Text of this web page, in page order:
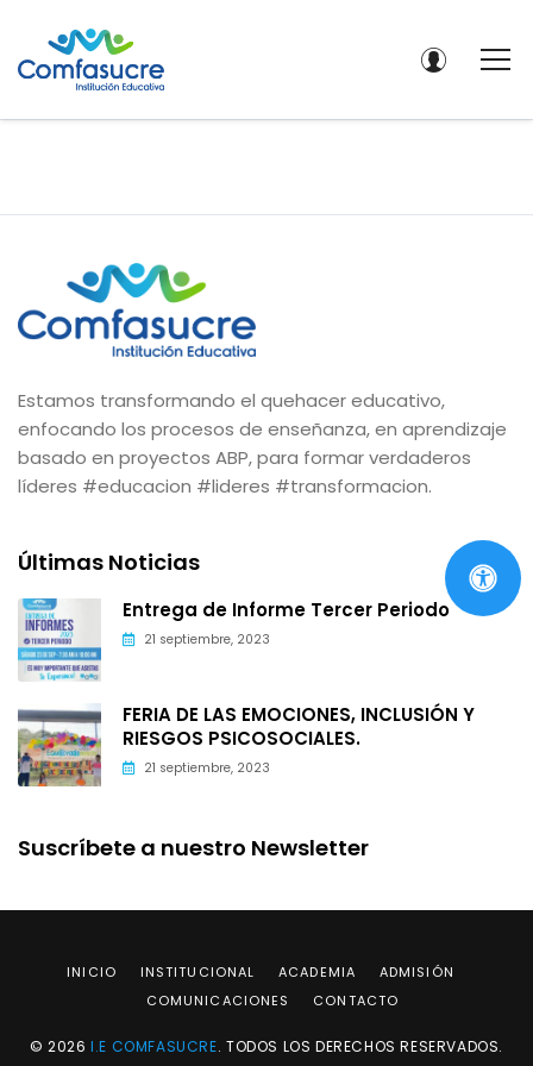
Estamos transformando el quehacer educativo,
enfocando los procesos de enseñanza, en aprendizaje
basado en proyectos ABP, para formar verdaderos
líderes #educacion #lideres #transformacion.
Últimas Noticias
Entrega de Informe Tercer Periodo
21 septiembre, 2023
FERIA DE LAS EMOCIONES, INCLUSIÓN Y
RIESGOS PSICOSOCIALES.
21 septiembre, 2023
Suscríbete a nuestro Newsletter
INICIO INSTITUCIONAL ACADEMIA
ADMISIÓN
COMUNICACIONES
CONTACTO
© 2026I.E COMFASUCRE. TODOS LOS DERECHOS RESERVADOS.